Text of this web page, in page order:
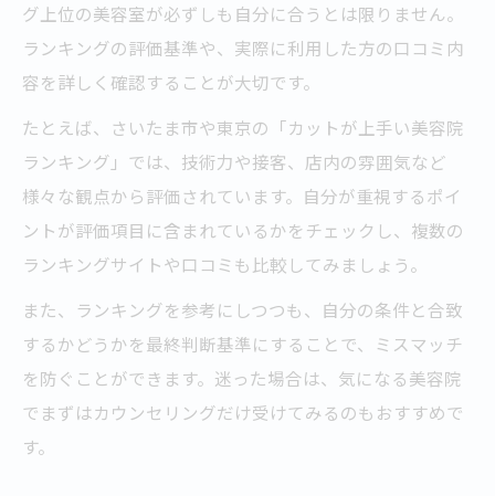
グ上位の美容室が必ずしも自分に合うとは限りません。
ランキングの評価基準や、実際に利用した方の口コミ内
容を詳しく確認することが大切です。
たとえば、さいたま市や東京の「カットが上手い美容院
ランキング」では、技術力や接客、店内の雰囲気など
様々な観点から評価されています。自分が重視するポイ
ントが評価項目に含まれているかをチェックし、複数の
ランキングサイトや口コミも比較してみましょう。
また、ランキングを参考にしつつも、自分の条件と合致
するかどうかを最終判断基準にすることで、ミスマッチ
を防ぐことができます。迷った場合は、気になる美容院
でまずはカウンセリングだけ受けてみるのもおすすめで
す。